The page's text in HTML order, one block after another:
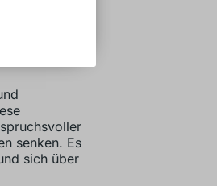
senken. Es
sich über